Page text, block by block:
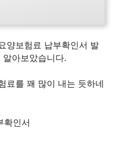
양보험료 납부확인서 발
아보았습니다.
료를 꽤 많이 내는 듯하네
확인서